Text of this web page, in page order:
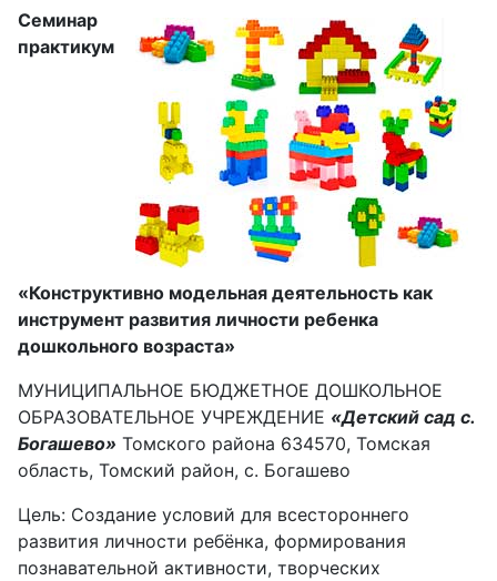
Семинар
практикум
«Конструктивно модельная деятельность как
инструмент развития личности ребенка
дошкольного возраста»
МУНИЦИПАЛЬНОЕ БЮДЖЕТНОЕ ДОШКОЛЬНОЕ
ОБРАЗОВАТЕЛЬНОЕ УЧРЕЖДЕНИЕ «Детский сад с.
Богашево» Томского района 634570, Томская
область, Томский район, с. Богашево
Цель: Создание условий для всестороннего
развития личности ребёнка, формирования
познавательной активности, творческих